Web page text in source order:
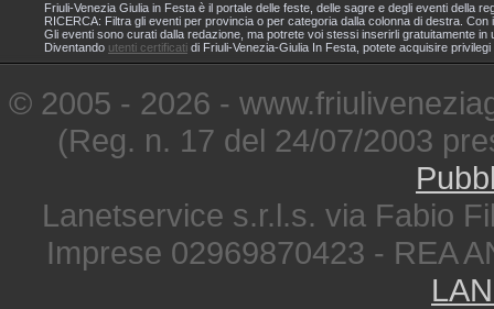
Friuli-Venezia Giulia in Festa è il portale delle feste, delle sagre e degli eventi della
RICERCA: Filtra gli eventi per provincia o per categoria dalla colonna di destra.
Gli eventi sono curati dalla redazione, ma potrete voi stessi inserirli gratuitamente
Diventando utenti certificati di Friuli-Venezia-Giulia In Festa, potete acquisire
© 2005 - 2026 -
(Reg. n. 17 del 24/07/2003
Lanetservice s.r.l.s. via Fabio
Imprese 02969870423 - REA